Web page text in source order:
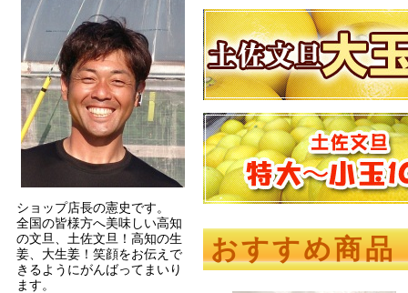
ショップ店長の憲史です。
全国の皆様方へ美味しい高知
の文旦、土佐文旦！高知の生
姜、大生姜！笑顔をお伝えで
きるようにがんばってまいり
ます。
おすすめ商品